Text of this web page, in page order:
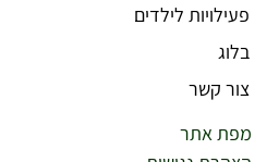
פעילויות לילדים
בלוג
צור קשר
מפת אתר